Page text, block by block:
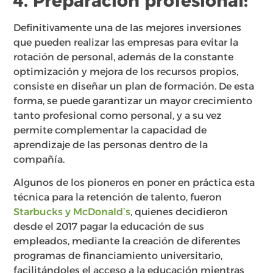
Definitivamente una de las mejores inversiones
que pueden realizar las empresas para evitar la
rotación de personal, además de la constante
optimización y mejora de los recursos propios,
consiste en diseñar un plan de formación. De esta
forma, se puede garantizar un mayor crecimiento
tanto profesional como personal, y a su vez
permite complementar la capacidad de
aprendizaje de las personas dentro de la
compañía.
Algunos de los pioneros en poner en práctica esta
técnica para la retención de talento, fueron
Starbucks y McDonald’s, quienes decidieron
desde el 2017 pagar la educación de sus
empleados, mediante la creación de diferentes
programas de financiamiento universitario,
facilitándoles el acceso a la educación mientras